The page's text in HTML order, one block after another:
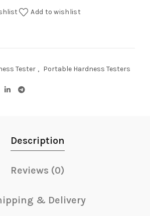
Add to wishlist
Tester , Portable Hardness Testers
Description
Reviews (0)
& Delivery